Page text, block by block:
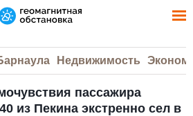
Недвижимость
пассажира
из Пекина экстренно сел в